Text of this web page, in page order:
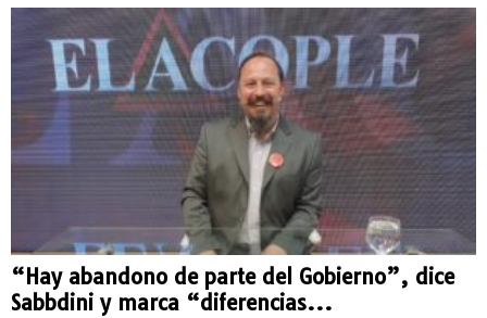
“Hay abandono de parte del Gobierno”, dice
Sabbdini y marca “diferencias...